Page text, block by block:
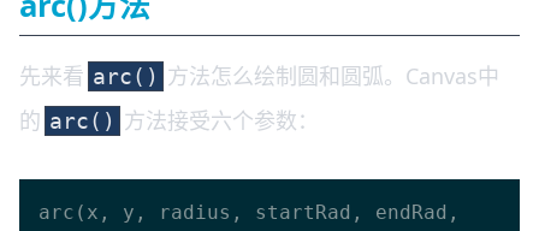
先来看 arc() 方法怎么绘制圆和圆弧。Canvas中
的 arc() 方法接受六个参数：
arc(x, y, radius, startRad, endRad,